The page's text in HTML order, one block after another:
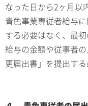
なった日から2ヶ月以
青色事業専従者給与
する必要はなく、最
給与の金額や従事者
更届出書」を提出す